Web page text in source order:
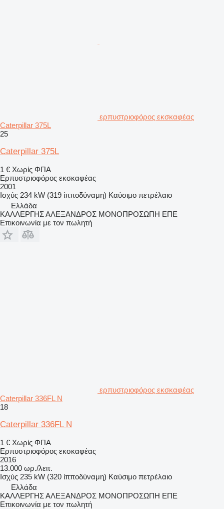
ερπυστριοφόρος εκσκαφέας
Caterpillar 375L
25
Caterpillar 375L
1 € Χωρίς ΦΠΑ
Ερπυστριοφόρος εκσκαφέας
2001
Ισχύς 234 kW (319 ίπποδύναμη) Καύσιμο πετρέλαιο
Ελλάδα
ΚΑΛΛΕΡΓΗΣ ΑΛΕΞΑΝΔΡΟΣ ΜΟΝΟΠΡΟΣΩΠΗ ΕΠΕ
Επικοινωνία με τον πωλητή
ερπυστριοφόρος εκσκαφέας
Caterpillar 336FL N
18
Caterpillar 336FL N
1 € Χωρίς ΦΠΑ
Ερπυστριοφόρος εκσκαφέας
2016
13.000 ωρ./λειτ.
Ισχύς 235 kW (320 ίπποδύναμη) Καύσιμο πετρέλαιο
Ελλάδα
ΚΑΛΛΕΡΓΗΣ ΑΛΕΞΑΝΔΡΟΣ ΜΟΝΟΠΡΟΣΩΠΗ ΕΠΕ
Επικοινωνία με τον πωλητή